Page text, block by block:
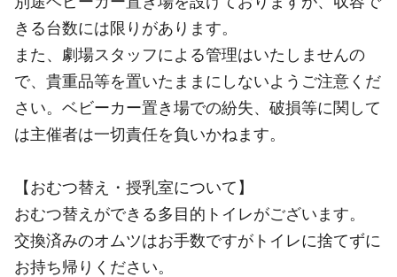
きる台数には限りがあります。
また、劇場スタッフによる管理はいたしませんの
で、貴重品等を置いたままにしないようご注意くだ
さい。ベビーカー置き場での紛失、破損等に関して
は主催者は一切責任を負いかねます。
【おむつ替え・授乳室について】
おむつ替えができる多目的トイレがございます。
交換済みのオムツはお手数ですがトイレに捨てずに
お持ち帰りください。